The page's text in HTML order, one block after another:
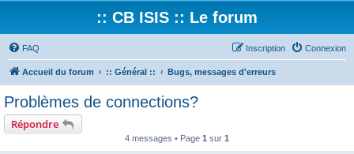
:: CB ISIS :: Le forum
FAQ Connexion
Inscription
Accueil du forum :: Général :: Bugs, messages d'erreurs
Problèmes de connections?
Répondre
4 messages • Page 1 sur 1